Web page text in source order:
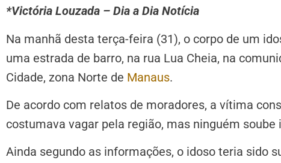
*Victória Louzada – Dia a Dia Notícia
Na manhã desta terça-feira (31), o corpo de um
uma estrada de barro, na rua Lua Cheia, na
Cidade, zona Norte de Manaus.
De acordo com relatos de moradores, a vítima
costumava vagar pela região, mas ninguém
Ainda segundo as informações, o idoso teria sido